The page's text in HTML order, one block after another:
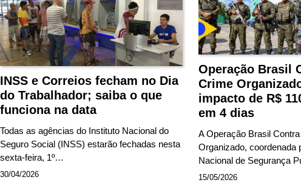
INSS e Correios fecham no Dia
do Trabalhador; saiba o que
funciona na data
Todas as agências do Instituto Nacional do
Seguro Social (INSS) estarão fechadas nesta
sexta-feira, 1º…
30/04/2026
Operação Brasil
Crime
impacto de R$
em 4 dias
A Operação Brasil
Organizado, coordenada
Nacional de Segurança
15/05/2026